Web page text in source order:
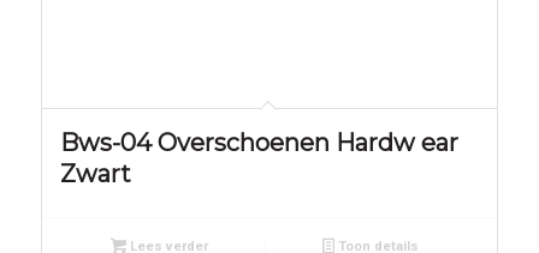
Bws-04 Overschoenen Hardw ear
Zwart
Lees verder Toon details